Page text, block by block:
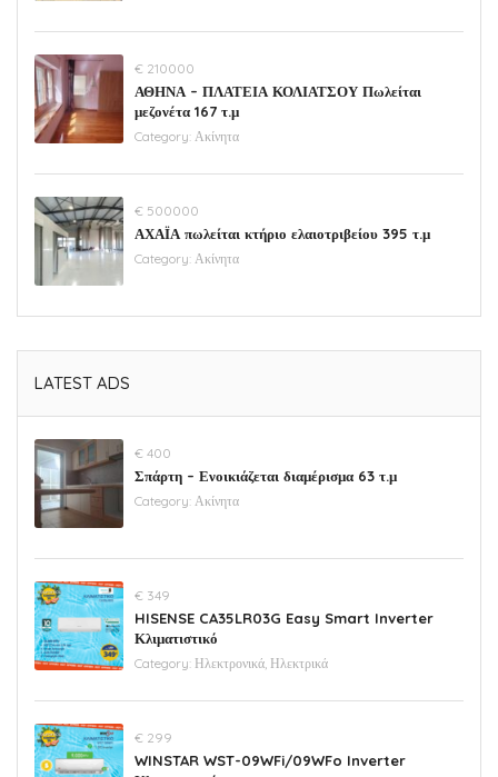
€ 210000
ΑΘΗΝΑ – ΠΛΑΤΕΙΑ ΚΟΛΙΑΤΣΟΥ Πωλείται
μεζονέτα 167 τ.μ
Category: Ακίνητα
€ 500000
ΑΧΑΪΑ πωλείται κτήριο ελαιοτριβείου 395 τ.μ
Category: Ακίνητα
LATEST ADS
€ 400
Σπάρτη – Ενοικιάζεται διαμέρισμα 63 τ.μ
Category: Ακίνητα
€ 349
HISENSE CA35LR03G Easy Smart Inverter
Κλιματιστικό
Category: Ηλεκτρονικά, Ηλεκτρικά
€ 299
WINSTAR WST-09WFi/09WFo Inverter